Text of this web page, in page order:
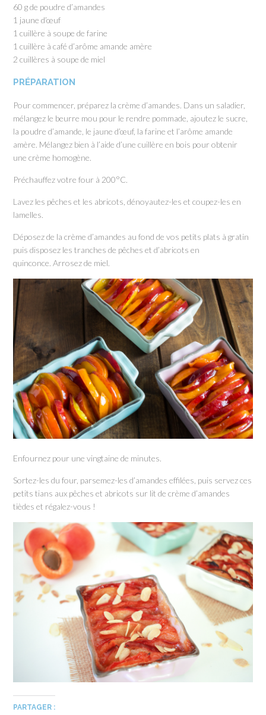
60 g de poudre d’amandes
1 jaune d’œuf
1 cuillère à soupe de farine
1 cuillère à café d’arôme amande amère
2 cuillères à soupe de miel
PRÉPARATION
Pour commencer, préparez la crème d’amandes. Dans un saladier,
mélangez le beurre mou pour le rendre pommade, ajoutez le sucre,
la poudre d’amande, le jaune d’œuf, la farine et l’arôme amande
amère. Mélangez bien à l’aide d’une cuillère en bois pour obtenir
une crème homogène.
Préchauffez votre four à 200°C.
Lavez les pêches et les abricots, dénoyautez-les et coupez-les en
lamelles.
Déposez de la crème d’amandes au fond de vos petits plats à gratin
puis disposez les tranches de pêches et d’abricots en
quinconce. Arrosez de miel.
Enfournez pour une vingtaine de minutes.
Sortez-les du four, parsemez-les d’amandes effilées, puis servez ces
petits tians aux pêches et abricots sur lit de crème d’amandes
tièdes et régalez-vous !
PARTAGER :